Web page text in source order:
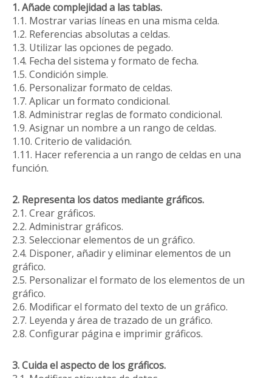
1. Añade complejidad a las tablas.
1.1. Mostrar varias líneas en una misma celda.
1.2. Referencias absolutas a celdas.
1.3. Utilizar las opciones de pegado.
1.4. Fecha del sistema y formato de fecha.
1.5. Condición simple.
1.6. Personalizar formato de celdas.
1.7. Aplicar un formato condicional.
1.8. Administrar reglas de formato condicional.
1.9. Asignar un nombre a un rango de celdas.
1.10. Criterio de validación.
1.11. Hacer referencia a un rango de celdas en una
función.
2. Representa los datos mediante gráficos.
2.1. Crear gráficos.
2.2. Administrar gráficos.
2.3. Seleccionar elementos de un gráfico.
2.4. Disponer, añadir y eliminar elementos de un
gráfico.
2.5. Personalizar el formato de los elementos de un
gráfico.
2.6. Modificar el formato del texto de un gráfico.
2.7. Leyenda y área de trazado de un gráfico.
2.8. Configurar página e imprimir gráficos.
3. Cuida el aspecto de los gráficos.